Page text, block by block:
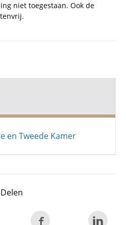
niet toegestaan. Ook de
en Tweede Kamer
Delen